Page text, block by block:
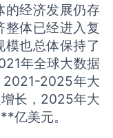
的经济发展仍存
体已经进入复
也总体保持了
年全球大数据
2021-2025年大
长，2025年大
亿美元。